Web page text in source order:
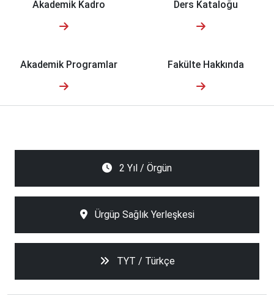
Akademik Kadro Ders Kataloğu
Akademik Programlar Fakülte Hakkında
2 Yıl / Örgün
Ürgüp Sağlık Yerleşkesi
TYT / Türkçe